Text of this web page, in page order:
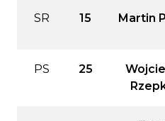
SR 15 Martin
PS 25